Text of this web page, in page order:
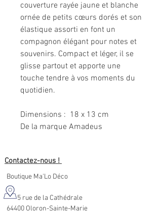
couverture rayée jaune et blanche
ornée de petits cœurs dorés et son
élastique assorti en font un
compagnon élégant pour notes et
souvenirs. Compact et léger, il se
glisse partout et apporte une
touche tendre à vos moments du
quotidien.
Dimensions : 18 x 13 cm
De la marque Amadeus
Contactez-nous !
Boutique Ma'Lo Déco
5 rue de la Cathédrale
64400 Oloron-Sainte-Marie